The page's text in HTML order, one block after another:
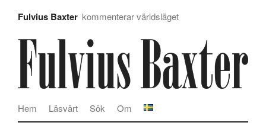
Fulvius Baxter kommenterar världsläget
Om
Sök
Läsvärt
Hem